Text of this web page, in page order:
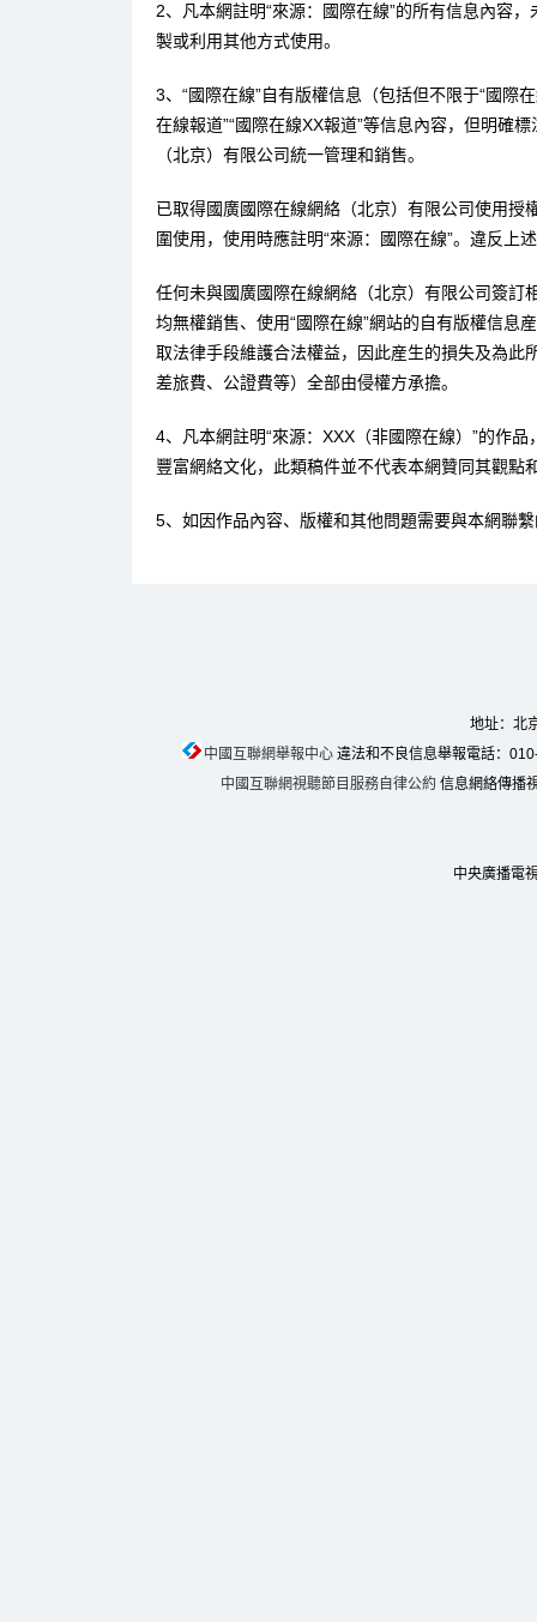
2、凡本網註明“來源：國際在線”的所有信息內容
製或利用其他方式使用。
3、“國際在線”自有版權信息（包括但不限于“國際
在線報道”“國際在線XX報道”等信息內容，但明確
（北京）有限公司統一管理和銷售。
已取得國廣國際在線網絡（北京）有限公司使用
圍使用，使用時應註明“來源：國際在線”。違反上
任何未與國廣國際在線網絡（北京）有限公司簽訂
均無權銷售、使用“國際在線”網站的自有版權信息
取法律手段維護合法權益，因此産生的損失及為此
差旅費、公證費等）全部由侵權方承擔。
4、凡本網註明“來源：XXX（非國際在線）”的作
豐富網絡文化，此類稿件並不代表本網贊同其觀點
5、如因作品內容、版權和其他問題需要與本網聯
地址：北
中國互聯網舉報中心違法和不良信息舉報電話：
中國互聯網視聽節目服務自律公約 信息網絡傳播
中央廣播電